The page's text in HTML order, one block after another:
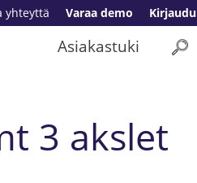
Kirjaudu
Varaa demo
yhteyttä
Asiakastuki
3 akslet